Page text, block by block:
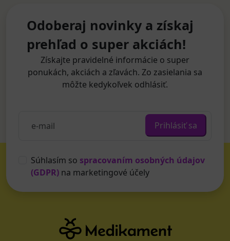
Odoberaj novinky a získaj
prehľad o super akciách!
Získajte pravidelné informácie o super
ponukách, akciách a zľavách. Zo zasielania sa
môžte kedykoľvek odhlásiť.
Prihlásiť sa
Súhlasím so spracovaním osobných údajov
(GDPR) na marketingové účely